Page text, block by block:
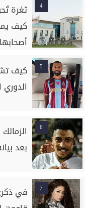
4
ثغرة
كيف
5
كيف
الدوري
6
بعد
7
في